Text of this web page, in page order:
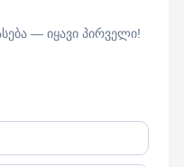
— იყავი პირველი!